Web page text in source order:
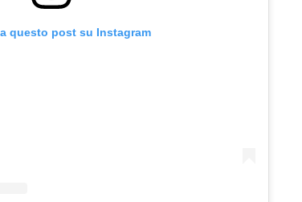
questo post su Instagram